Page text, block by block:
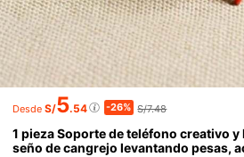
Desde S/5.54 -26% S/7.48
1 pieza Soporte de teléfono creativo
seño de cangrejo levantando pesas,